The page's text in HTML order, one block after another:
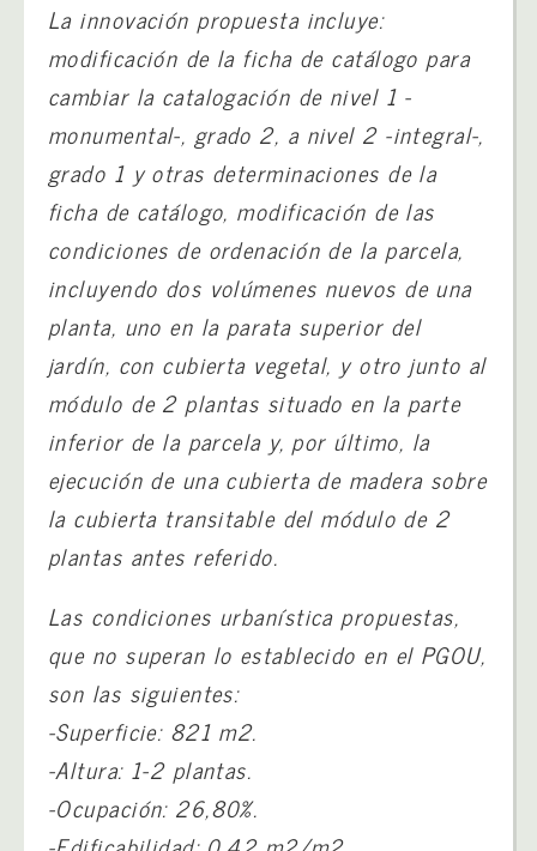
La innovación propuesta incluye:
modificación de la ficha de catálogo para
cambiar la catalogación de nivel 1 -
monumental-, grado 2, a nivel 2 -integral-,
grado 1 y otras determinaciones de la
ficha de catálogo, modificación de las
condiciones de ordenación de la parcela,
incluyendo dos volúmenes nuevos de una
planta, uno en la parata superior del
jardín, con cubierta vegetal, y otro junto al
módulo de 2 plantas situado en la parte
inferior de la parcela y, por último, la
ejecución de una cubierta de madera sobre
la cubierta transitable del módulo de 2
plantas antes referido.
Las condiciones urbanística propuestas,
que no superan lo establecido en el PGOU,
son las siguientes:
-Superficie: 821 m2.
-Altura: 1-2 plantas.
-Ocupación: 26,80%.